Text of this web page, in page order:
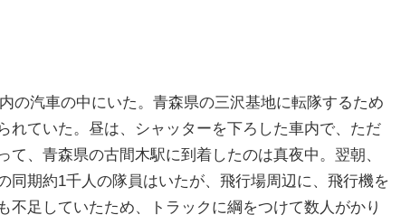
の汽車の中にいた。青森県の三沢基地に転隊するため
れていた。昼は、シャッターを下ろした車内で、ただ
、青森県の古間木駅に到着したのは真夜中。翌朝、
期約1千人の隊員はいたが、飛行場周辺に、飛行機を
足していたため、トラックに綱をつけて数人がかり